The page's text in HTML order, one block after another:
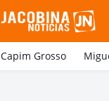
Capim Grosso